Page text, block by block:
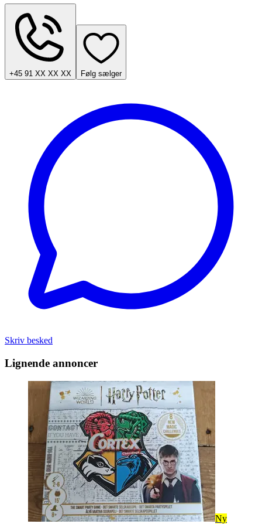
+45 91 XX XX XX Følg sælger
Skriv besked
Lignende annoncer
Ny